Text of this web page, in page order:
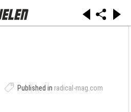
Published in radical-mag.com